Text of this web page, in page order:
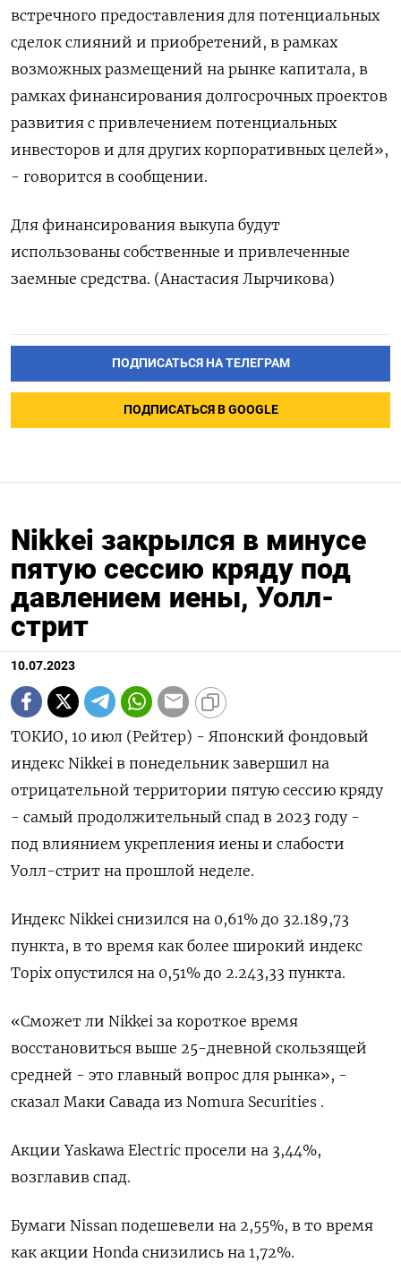
встречного предоставления для потенциальных
сделок слияний и приобретений, в рамках
возможных размещений на рынке капитала, в
рамках финансирования долгосрочных проектов
развития с привлечением потенциальных
инвесторов и для других корпоративных целей»,
- говорится в сообщении.
Для финансирования выкупа будут
использованы собственные и привлеченные
заемные средства. (Анастасия Лырчикова)
ПОДПИСАТЬСЯ НА ТЕЛЕГРАМ
ПОДПИСАТЬСЯ В GOOGLE
Nikkei закрылся в минусе
пятую сессию кряду под
давлением иены, Уолл-
стрит
10.07.2023
ТОКИО, 10 июл (Рейтер) - Японский фондовый
индекс Nikkei в понедельник завершил на
отрицательной территории пятую сессию кряду
- самый продолжительный спад в 2023 году -
под влиянием укрепления иены и слабости
Уолл-стрит на прошлой неделе.
Индекс Nikkei снизился на 0,61% до 32.189,73
пункта, в то время как более широкий индекс
Topix опустился на 0,51% до 2.243,33 пункта.
«Сможет ли Nikkei за короткое время
восстановиться выше 25-дневной скользящей
средней - это главный вопрос для рынка», -
сказал Маки Савада из Nomura Securities .
Акции Yaskawa Electric просели на 3,44%,
возглавив спад.
Бумаги Nissan подешевели на 2,55%, в то время
как акции Honda снизились на 1,72%.